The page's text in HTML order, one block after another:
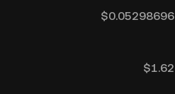
$0.05298696
$1.62